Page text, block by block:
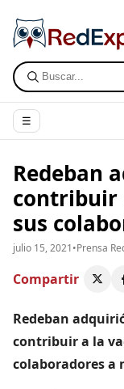
☰
Redeban
contribuir
sus
julio 15, 2021•Prensa
Compartir
Redeban
contribuir a la
colaboradores a